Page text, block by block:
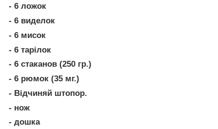
- 6 ложок
- 6 виделок
- 6 мисок
- 6 тарілок
- 6 стаканов (250 гр.)
- 6 рюмок (35 мг.)
- Відчиняй штопор.
- нож
- дошка